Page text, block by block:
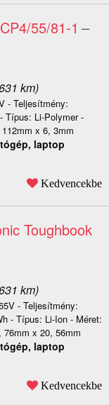
55/81-1 –
km)
- Teljesítmény:
Típus: Li-Polymer -
x 6, 3mm
laptop
Kedvencekbe
Toughbook
km)
- Teljesítmény:
- Típus: Li-Ion - Méret:
76mm x 20, 56mm
laptop
Kedvencekbe